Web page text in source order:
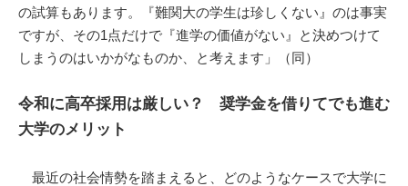
の試算もあります。『難関大の学生は珍しくない』のは事実
ですが、その1点だけで『進学の価値がない』と決めつけて
しまうのはいかがなものか、と考えます」（同）
令和に高卒採用は厳しい？ 奨学金を借りてでも進む
大学のメリット
最近の社会情勢を踏まえると、どのようなケースで大学に